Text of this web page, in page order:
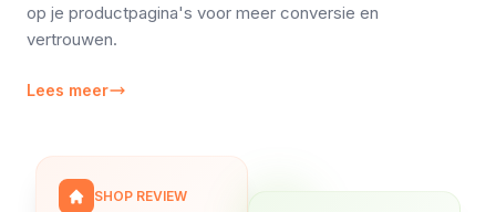
op je productpagina's voor meer conversie en
vertrouwen.
Lees meer
SHOP REVIEW